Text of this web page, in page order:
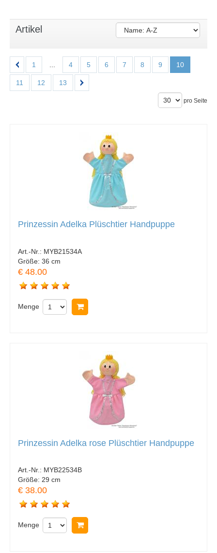
Artikel
1 4 5 6 7 8 9 10
11 12 13
pro Seite
Prinzessin Adelka Plüschtier Handpuppe
Art.-Nr.: MYB21534A
Größe: 36 cm
€ 48.00
Menge
Prinzessin Adelka rose Plüschtier Handpuppe
Art.-Nr.: MYB22534B
Größe: 29 cm
€ 38.00
Menge